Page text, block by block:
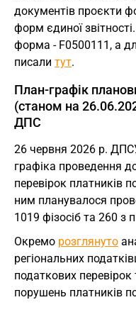
документів проєкти
форм єдиної
форма - F0500111, а
писали тут.
План-графік
(станом на
ДПС
26 червня 2026 р.
графіка проведення
перевірок платників
ним планувалося
1019 фізосіб та 260
Окремо розглянуто
регіональних
податкових
порушень платників